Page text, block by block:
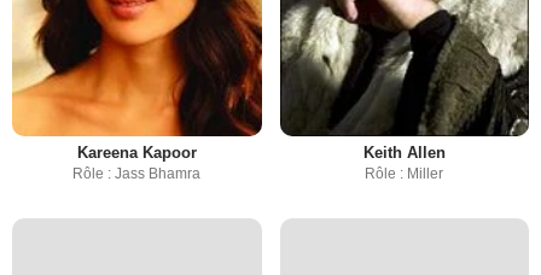
Kareena Kapoor
Rôle : Jass Bhamra
Keith Allen
Rôle : Miller